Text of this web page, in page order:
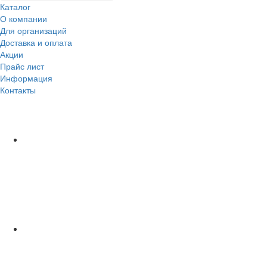
Каталог
О компании
Для организаций
Доставка и оплата
Акции
Прайс лист
Информация
Контакты